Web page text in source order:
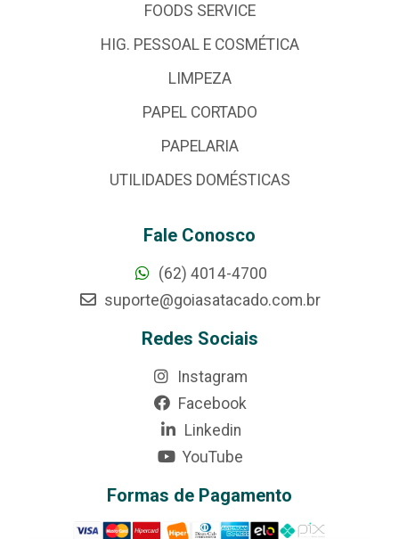
FOODS SERVICE
HIG. PESSOAL E COSMÉTICA
LIMPEZA
PAPEL CORTADO
PAPELARIA
UTILIDADES DOMÉSTICAS
Fale Conosco
(62) 4014-4700
suporte@goiasatacado.com.br
Redes Sociais
Instagram
Facebook
Linkedin
YouTube
Formas de Pagamento